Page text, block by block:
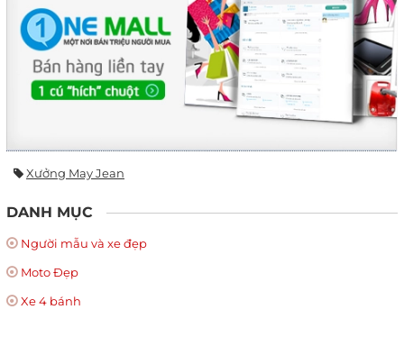
Xưởng May Jean
DANH MỤC
Người mẫu và xe đẹp
Moto Đẹp
Xe 4 bánh